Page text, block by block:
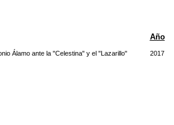
Año
Álamo ante la "Celestina" y el "Lazarillo" 2017